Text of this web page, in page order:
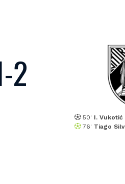
-2
50' I. Vukotić
76' Tiago